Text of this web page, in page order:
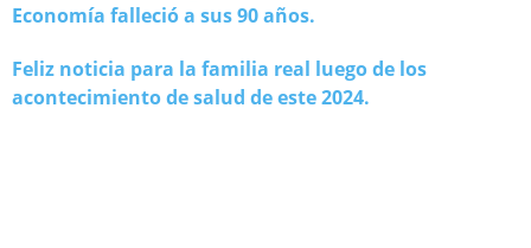
Economía falleció a sus 90 años.
Feliz noticia para la familia real luego de los
acontecimiento de salud de este 2024.